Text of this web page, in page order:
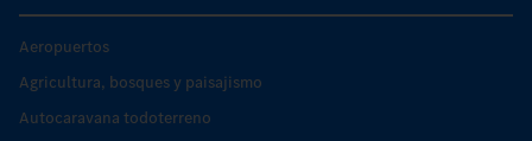
Aeropuertos
Agricultura, bosques y paisajismo
Autocaravana todoterreno